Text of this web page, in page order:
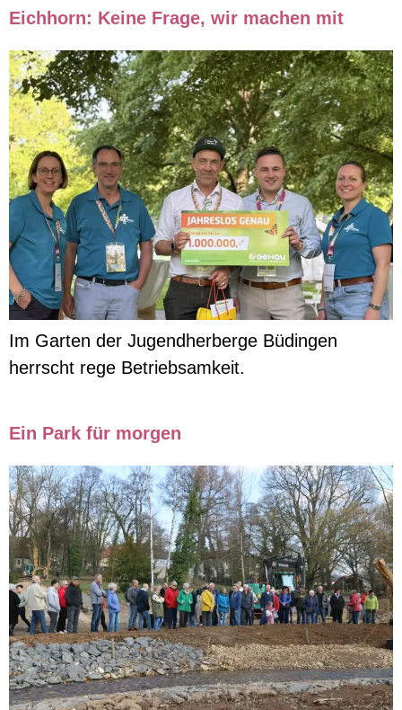
Eichhorn: Keine Frage, wir machen mit
Im Garten der Jugendherberge Büdingen
herrscht rege Betriebsamkeit.
Ein Park für morgen